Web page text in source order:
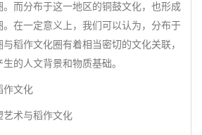
而分布于这一地区的铜鼓文化，也形成
在一定意义上，我们可以认为，分布于
稻作文化圈有着相当密切的文化关联，
的人文背景和物质基础。
文化
术与稻作文化